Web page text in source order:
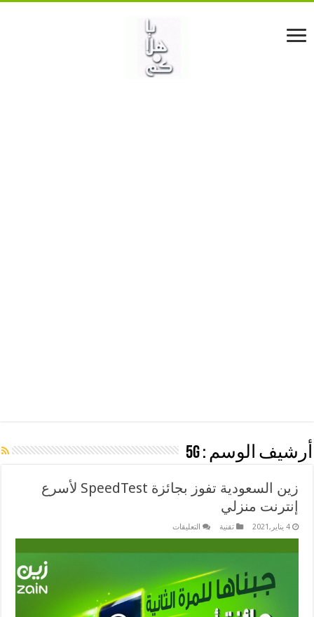
أرشيف الوسم :5G
زين السعودية تفوز بجائزة SpeedTest لأسرع
إنترنت منزلي
4 يناير,2021 تقنية التعليقاتعلى
تفوز
لأسرع
إنترنت
منزلي
مغلقة